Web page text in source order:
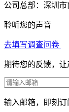
公司总部：深圳
聆听您的声音
去填写调查问卷
期待您的反馈，让
输入邮箱，即刻订